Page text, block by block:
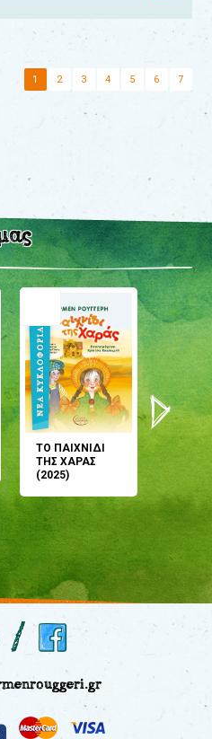
1 2 3 4 5 6 7
ΤΟ ΠΑΙΧΝΙΔΙ
ΤΗΣ ΧΑΡΑΣ
(2025)
μου;
(2024)